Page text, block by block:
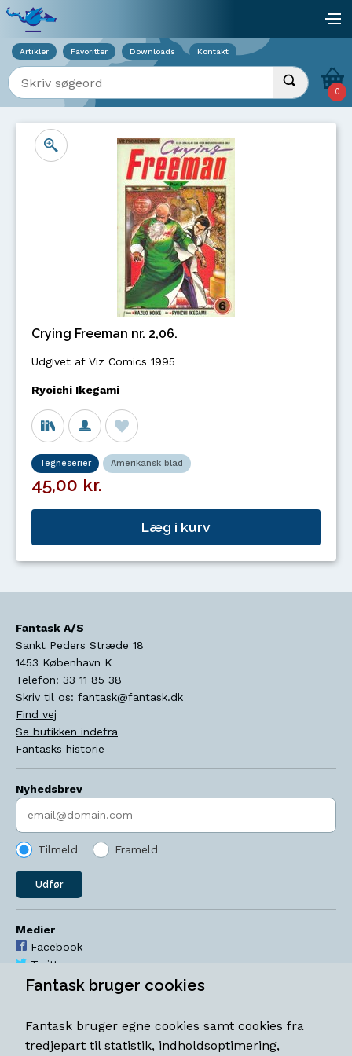
Artikler Favoritter Downloads Kontakt
Indtast søgeord Udfør søgning
0
Crying Freeman nr. 2,06.
Udgivet af Viz Comics 1995
Ryoichi Ikegami
Tegneserier Amerikansk blad
45,00 kr.
Læg i kurv
Fantask A/S
Sankt Peders Stræde 18
1453 København K
Telefon: 33 11 85 38
Skriv til os: fantask@fantask.dk
Find vej
Se butikken indefra
Fantasks historie
Nyhedsbrev
Indtast søgeord
Tilmeld Frameld
Udfør
Medier
Facebook
Twitter
YouTube
Åbningstider
Viser overlay for indkøbskurv
Fantask bruger cookies
Fantask bruger egne cookies samt cookies fra
tredjepart til statistik, indholdsoptimering,